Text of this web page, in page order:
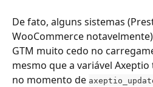
De fato, alguns sistemas
WooCommerce
GTM muito cedo no
mesmo que a variável
no momento de